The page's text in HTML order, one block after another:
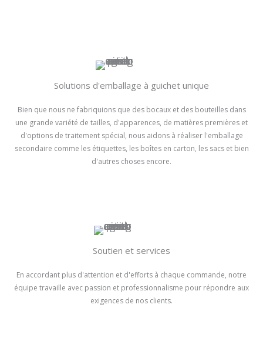
Solutions d'emballage à guichet unique
Bien que nous ne fabriquions que des bocaux et des bouteilles dans
une grande variété de tailles, d'apparences, de matières premières et
d'options de traitement spécial, nous aidons à réaliser l'emballage
secondaire comme les étiquettes, les boîtes en carton, les sacs et bien
d'autres choses encore.
Soutien et services
En accordant plus d'attention et d'efforts à chaque commande, notre
équipe travaille avec passion et professionnalisme pour répondre aux
exigences de nos clients.